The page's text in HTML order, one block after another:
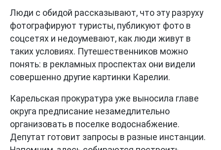
Люди с обидой рассказывают, что эту разруху
фотографируют туристы, публикуют фото в
соцсетях и недоумевают, как люди живут в
таких условиях. Путешественников можно
понять: в рекламных проспектах они видели
совершенно другие картинки Карелии.
Карельская прокуратура уже выносила главе
округа предписание незамедлительно
организовать в поселке водоснабжение.
Депутат готовит запросы в разные инстанции.